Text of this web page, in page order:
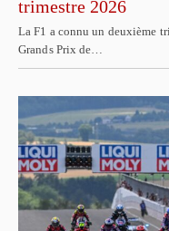
trimestre 2026
La F1 a connu un deuxième
Grands Prix de…